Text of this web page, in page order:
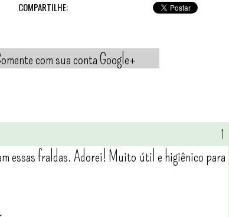
COMPARTILHE:
com sua conta Google+
essas fraldas. Adorei! Muito útil e higiênico para